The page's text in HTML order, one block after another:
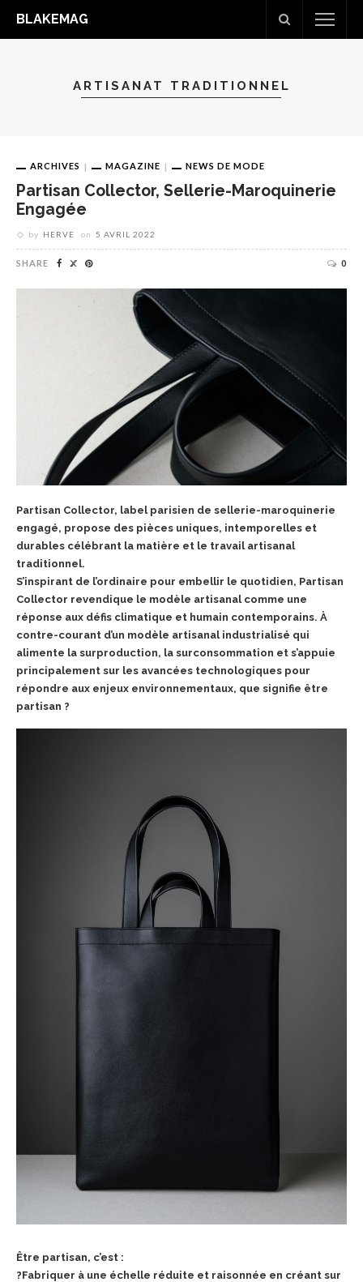
BLAKEMAG
ARTISANAT TRADITIONNEL
ARCHIVES MAGAZINE NEWS DE MODE
Partisan Collector, Sellerie-Maroquinerie
Engagée
by HERVE on 5 AVRIL 2022
SHARE 0
Partisan Collector, label parisien de sellerie-maroquinerie
engagé, propose des pièces uniques, intemporelles et
durables célébrant la matière et le travail artisanal
traditionnel.
S’inspirant de l’ordinaire pour embellir le quotidien, Partisan
Collector revendique le modèle artisanal comme une
réponse aux défis climatique et humain contemporains. À
contre-courant d’un modèle artisanal industrialisé qui
alimente la surproduction, la surconsommation et s’appuie
principalement sur les avancées technologiques pour
répondre aux enjeux environnementaux, que signifie être
partisan ?
Être partisan, c’est :
?Fabriquer à une échelle réduite et raisonnée en créant sur